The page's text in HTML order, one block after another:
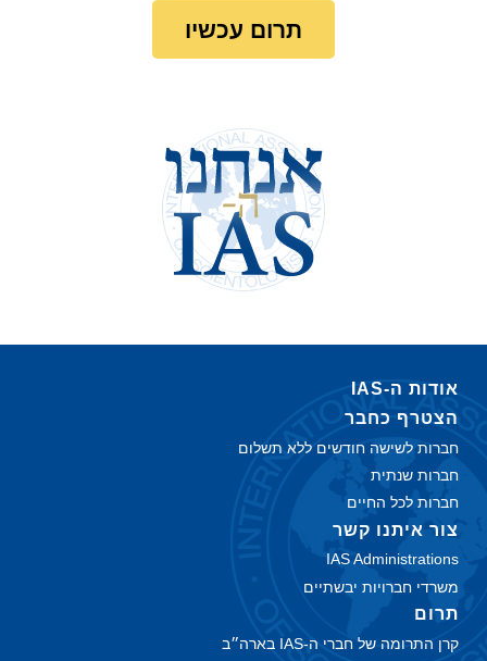
תרום עכשיו
אודות ה‑IAS
הצטרף כחבר
חברות לשישה חודשים ללא תשלום
חברות שנתית
חברות לכל החיים
צור איתנו קשר
IAS Administrations
משרדי חברויות יבשתיים
תרום
קרן התרומה של חברי ה-IAS בארה״ב